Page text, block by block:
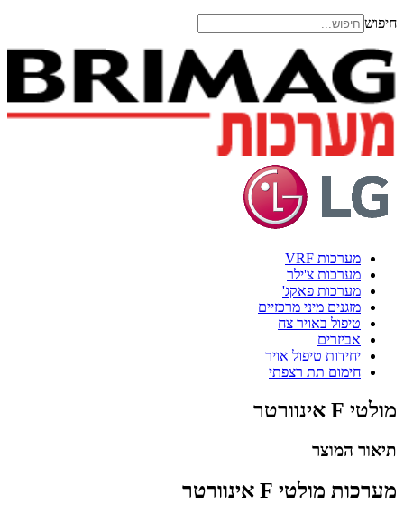
חיפוש
מערכות VRF
מערכות צ'ילר
מערכות פאקג'
מזגנים מיני מרכזיים
טיפול באויר צח
אביזרים
יחידות טיפול אויר
חימום תת רצפתי
מולטי F אינוורטר
תיאור המוצר
מערכות מולטי F אינוורטר